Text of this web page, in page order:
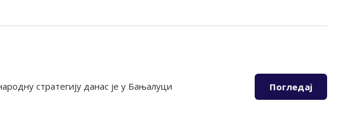
стратегију данас је у Бањалуци
Погледај